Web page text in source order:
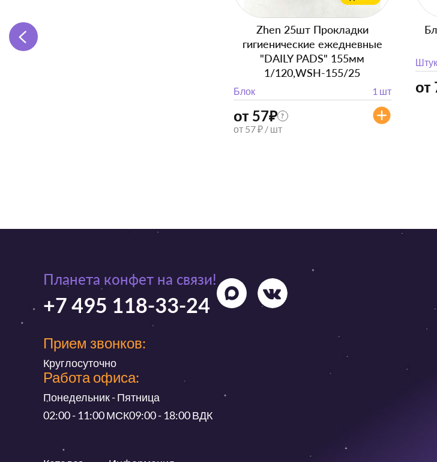
Zhen 25шт Прокладки
гигиенические ежедневные
"DAILY PADS" 155мм
1/120,WSH-155/25
Блок 1 шт
от 57₽ ?
от 57 ₽ / шт
от
Планета конфет на связи!
+7 495 118-33-24
Прием звонков:
Круглосуточно
Работа офиса:
Понедельник - Пятница
02:00 - 11:00 МСК09:00 - 18:00 ВДК